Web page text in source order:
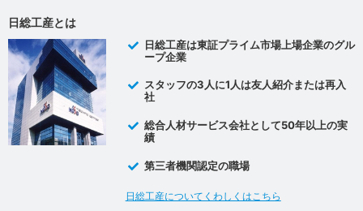
日総工産とは
日総工産は東証プライム市場上場企業のグル
ープ企業
スタッフの3人に1人は友人紹介または再入
社
総合人材サービス会社として50年以上の実
績
第三者機関認定の職場
日総工産についてくわしくはこちら